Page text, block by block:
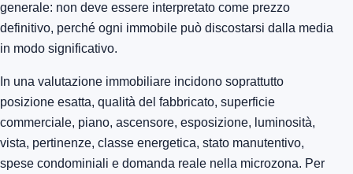
generale: non deve essere interpretato come prezzo
definitivo, perché ogni immobile può discostarsi dalla media
in modo significativo.
In una valutazione immobiliare incidono soprattutto
posizione esatta, qualità del fabbricato, superficie
commerciale, piano, ascensore, esposizione, luminosità,
vista, pertinenze, classe energetica, stato manutentivo,
spese condominiali e domanda reale nella microzona. Per